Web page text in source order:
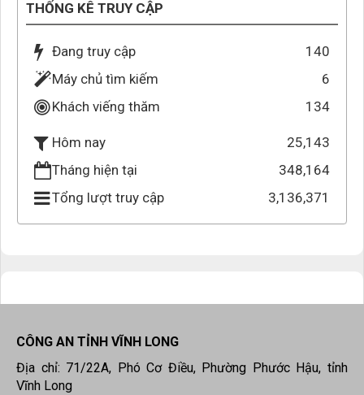
THỐNG KÊ TRUY CẬP
Đang truy cập
140
Máy chủ tìm kiếm
6
Khách viếng thăm
134
Hôm nay
25,143
Tháng hiện tại
348,164
Tổng lượt truy cập
3,136,371
CÔNG AN TỈNH VĨNH LONG
Địa chỉ: 71/22A, Phó Cơ Điều, Phường Phước Hậu, tỉnh
Vĩnh Long